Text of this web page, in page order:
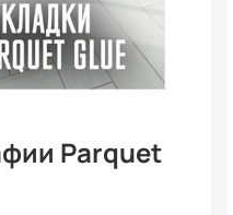
Parquet